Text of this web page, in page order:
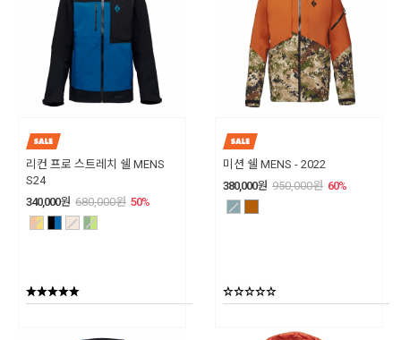
리컨 프로 스트레치 쉘 MENS
S24
340,000원 680,000원 50%
미션 쉘 MENS - 2022
380,000원 950,000원 60%